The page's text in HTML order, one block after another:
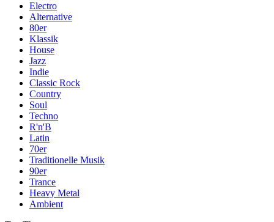
Electro
Alternative
80er
Klassik
House
Jazz
Indie
Classic Rock
Country
Soul
Techno
R'n'B
Latin
70er
Traditionelle Musik
90er
Trance
Heavy Metal
Ambient